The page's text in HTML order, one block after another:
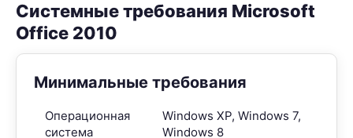
Системные требования Microsoft
Office 2010
Минимальные требования
Операционная
система
Windows XP, Windows 7,
Windows 8